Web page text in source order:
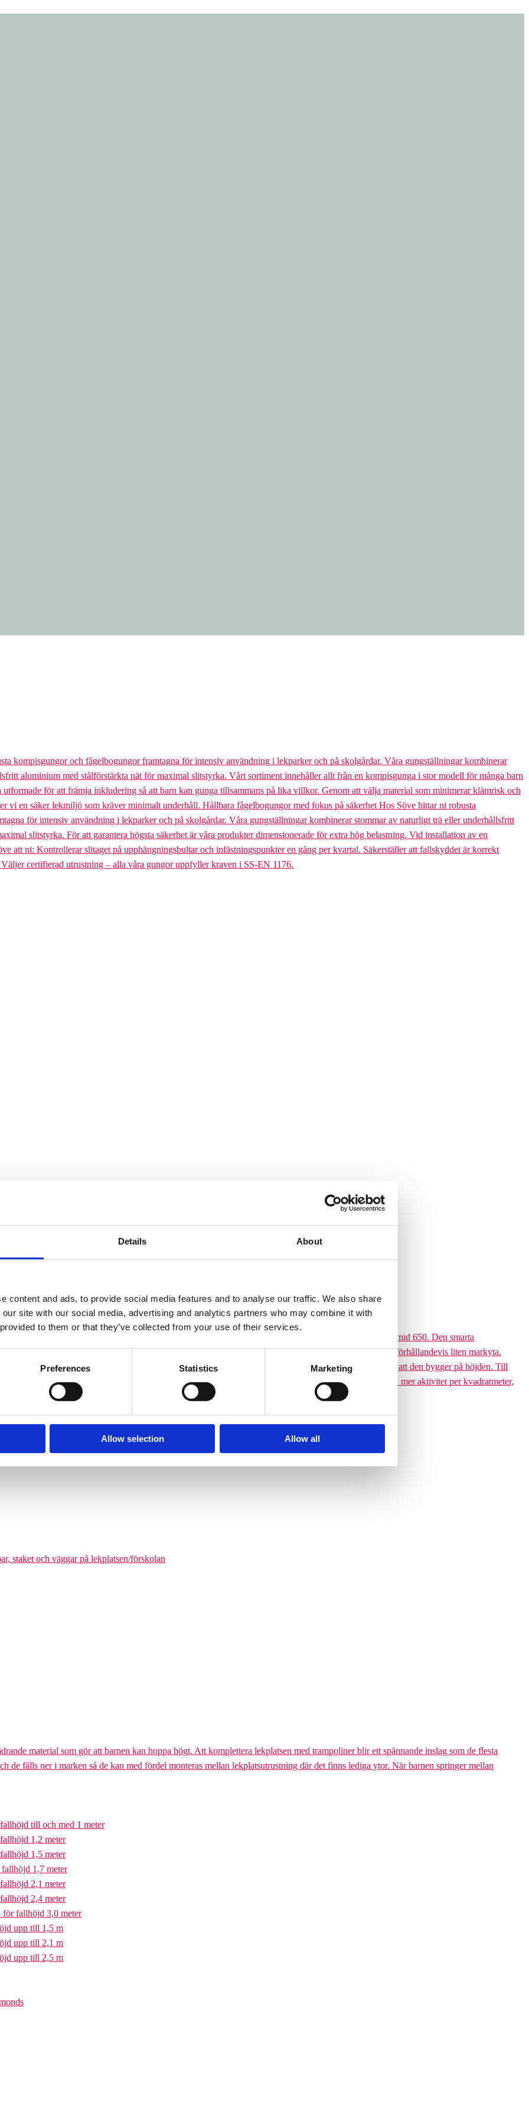
Details About
content and ads, to provide social media features and to analyse our traffic. We also share
site with our social media, advertising and analytics partners who may combine it with
to them or that they’ve collected from your use of their services.
Preferences Statistics Marketing
Allow selection Allow all
kompisgungor och fågelbogungor framtagna för intensiv användning i lekparker och på skolgårdar. Våra gungställningar kombinerar
aluminium med stålförstärkta nät för maximal slitstyrka. Vårt sortiment innehåller allt från en kompisgunga i stor modell för många barn
för att främja inkludering så att barn kan gunga tillsammans på lika villkor. Genom att välja material som minimerar klämrisk och
vi en säker lekmiljö som kräver minimalt underhåll. Hållbara fågelbogungor med fokus på säkerhet Hos Söve hittar ni robusta
för intensiv användning i lekparker och på skolgårdar. Våra gungställningar kombinerar stommar av naturligt trä eller underhållsfritt
slitstyrka. För att garantera högsta säkerhet är våra produkter dimensionerade för extra hög belastning. Vid installation av en
att ni: Kontrollerar slitaget på upphängningsbultar och infästningspunkter en gång per kvartal. Säkerställer att fallskyddet är korrekt
certifierad utrustning – alla våra gungor uppfyller kraven i SS-EN 1176.
finns i flera storlekar, från tre meters höjd upp till den 6,5 meter höga Climbing pyramid 650. Läs mer...
klätterpyramider finns i flera storlekar, från tre meters höjd upp till den 6,5 meter höga Climbing pyramid 650. Den smarta
barn från cirka 6 år och uppåt att klättra på en och samma gång. Dessutom tar klätterpyramiden upp en förhållandevis liten markyta.
med en diameter på cirka 9–14,5 meter. Det som gör klätterpyramiden till ett yteffektivt val är att den bygger på höjden. Till
större plats, maximerar nätstrukturen antalet användare på ytan. Ni får plats med betydligt fler barn och mer aktivitet per kvadratmeter,
och kommunala parker.
där man kan förena leken med matematikutmaningar
staket och väggar på lekplatsen/förskolan
material som gör att barnen kan hoppa högt. Att komplettera lekplatsen med trampoliner blir ett spännande inslag som de flesta
de fälls ner i marken så de kan med fördel monteras mellan lekplatsutrustning där det finns lediga ytor. När barnen springer mellan
till och med 1 meter
1,2 meter
1,5 meter
1,7 meter
2,1 meter
2,4 meter
för fallhöjd 3,0 meter
upp till 1,5 m
upp till 2,1 m
upp till 2,5 m